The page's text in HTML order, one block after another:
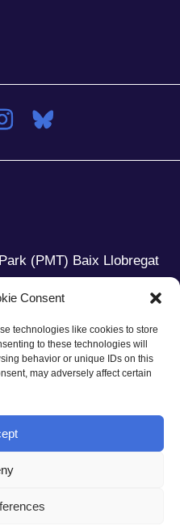
Consent
technologies like cookies to store
to these technologies will
behavior or unique IDs on this
may adversely affect certain
(PMT) Baix Llobregat